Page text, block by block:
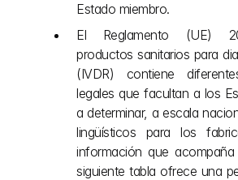
Estado miembro.
El Reglamento (UE)
productos sanitarios para
(IVDR) contiene
legales que facultan a los
a determinar, a escala
lingüísticos para los
información que
siguiente tabla ofrece una